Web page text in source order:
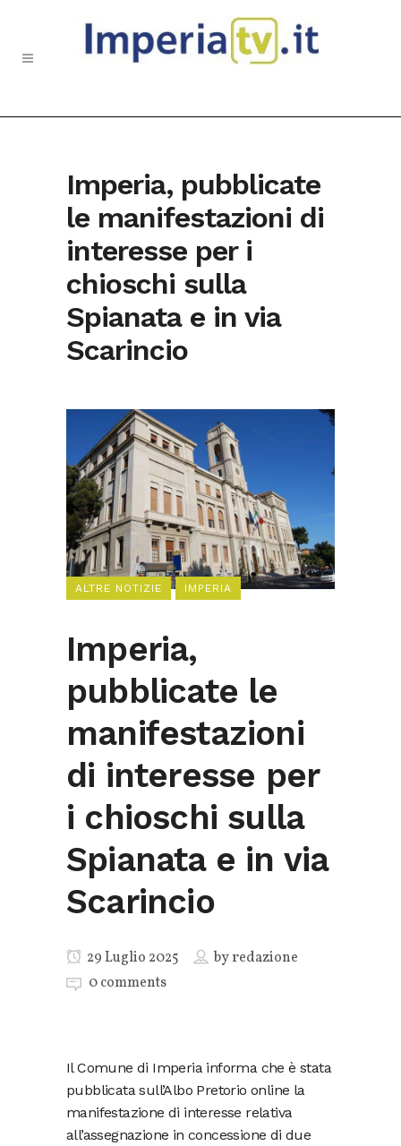
Imperia, pubblicate
le manifestazioni di
interesse per i
chioschi sulla
Spianata e in via
Scarincio
ALTRE NOTIZIE IMPERIA
Imperia,
pubblicate le
manifestazioni
di interesse per
i chioschi sulla
Spianata e in via
Scarincio
29 Luglio 2025 byredazione
0 comments
Il Comune di Imperia informa che è stata
pubblicata sull’Albo Pretorio online la
manifestazione di interesse relativa
all’assegnazione in concessione di due